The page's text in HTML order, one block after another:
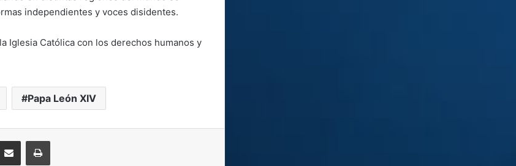
independientes y voces disidentes.
Iglesia Católica con los derechos humanos y
Papa León XIV
Compartir por correo electrónicoImprimir